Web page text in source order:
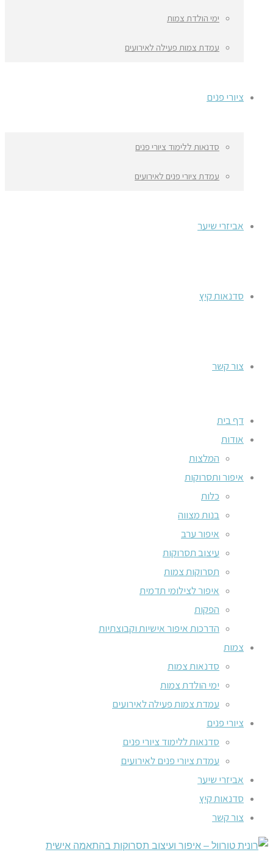
ימי הולדת צמות
עמדת צמות פעילה לאירועים
ציורי פנים
סדנאות ללימוד ציורי פנים
עמדת ציורי פנים לאירועים
אביזרי שיער
סדנאות קיץ
צור קשר
דף בית
אודות
המלצות
איפור ותסרוקות
כלות
בנות מצווה
איפור ערב
עיצוב תסרוקות
תסרוקות צמות
איפור לצילומי תדמית
הפקות
הדרכות איפור אישיות וקבוצתיות
צמות
סדנאות צמות
ימי הולדת צמות
עמדת צמות פעילה לאירועים
ציורי פנים
סדנאות ללימוד ציורי פנים
עמדת ציורי פנים לאירועים
אביזרי שיער
סדנאות קיץ
צור קשר